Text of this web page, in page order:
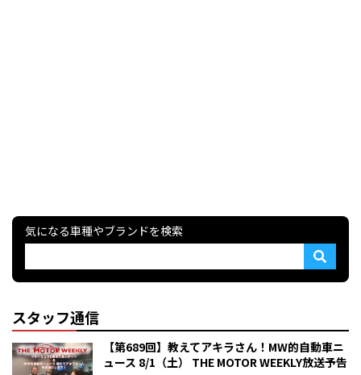
気になる車種やブランドを検索
スタッフ通信
【第689回】教えてアキラさん！MW的自動車ニ
ュース 8/1（土） THE MOTOR WEEKLY放送予告